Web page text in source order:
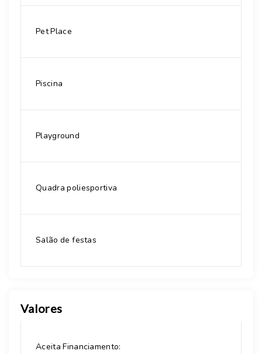
Pet Place
Piscina
Playground
Quadra poliesportiva
Salão de festas
Valores
Aceita Financiamento: